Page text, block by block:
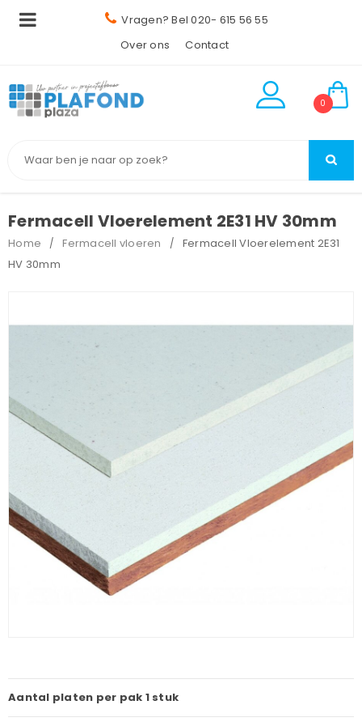
Vragen? Bel 020- 615 56 55
Over ons
Contact
0
Fermacell Vloerelement 2E31 HV 30mm
Home / Fermacell vloeren /
Fermacell Vloerelement 2E31
HV 30mm
Aantal platen per pak 1 stuk